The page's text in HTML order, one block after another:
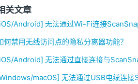
关文章
Android] 无法通过Wi-Fi连接
何禁用无线访问点的隐私分离器功能？
Android] 无法通过直接连接与
macOS] 无法通过USB电缆连接